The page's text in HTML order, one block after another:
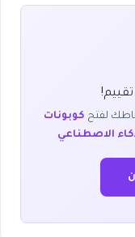
لفتح كوبونات
الاصطناعي